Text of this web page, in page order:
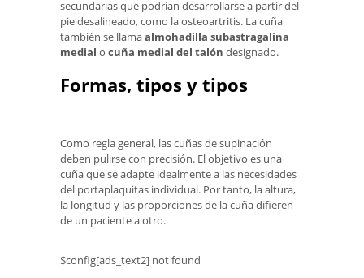
secundarias que podrían desarrollarse a partir del
pie desalineado, como la osteoartritis. La cuña
también se llamaalmohadilla subastragalina
medial o cuña medial del talón designado.
Formas, tipos y tipos
Como regla general, las cuñas de supinación
deben pulirse con precisión. El objetivo es una
cuña que se adapte idealmente a las necesidades
del portaplaquitas individual. Por tanto, la altura,
la longitud y las proporciones de la cuña difieren
de un paciente a otro.
$config[ads_text2] not found